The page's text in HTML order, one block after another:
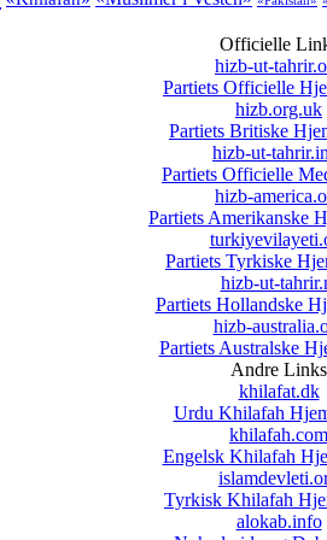
Officielle
hizb-ut-
Partiets Officielle
hizb.org.uk
Partiets Britiske
hizb-ut-
Partiets Officielle
hizb-
Partiets Amerikanske
Partiets Tyrkiske
hizb-ut-
Partiets Hollandske
hizb-
Partiets Australske
Andre Links
khilafat.dk
Urdu Khilafah
khilafah.com
Engelsk Khilafah
Tyrkisk Khilafah
alokab.info